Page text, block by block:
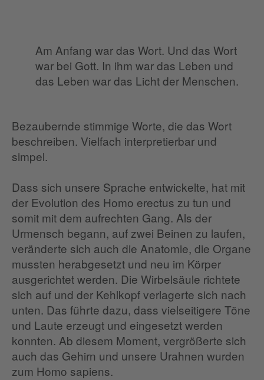
Am Anfang war das Wort. Und das Wort
war bei Gott. In ihm war das Leben und
das Leben war das Licht der Menschen.
Bezaubernde stimmige Worte, die das Wort
beschreiben. Vielfach interpretierbar und
simpel.
Dass sich unsere Sprache entwickelte, hat mit
der Evolution des Homo erectus zu tun und
somit mit dem aufrechten Gang. Als der
Urmensch begann, auf zwei Beinen zu laufen,
veränderte sich auch die Anatomie, die Organe
mussten herabgesetzt und neu im Körper
ausgerichtet werden. Die Wirbelsäule richtete
sich auf und der Kehlkopf verlagerte sich nach
unten. Das führte dazu, dass vielseitigere Töne
und Laute erzeugt und eingesetzt werden
konnten. Ab diesem Moment, vergrößerte sich
auch das Gehirn und unsere Urahnen wurden
zum Homo sapiens.